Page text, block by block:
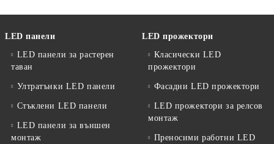
LED панели
LED панели за растерен
таван
Ултратънки LED панели
Стъклени LED панели
LED панели за външен
монтаж
LED прожектори
Класически LED
прожектори
Фасадни LED прожектори
LED прожектори за релсов
монтаж
Преносими работни LED